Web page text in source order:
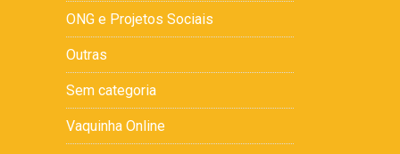
ONG e Projetos Sociais
Outras
Sem categoria
Vaquinha Online